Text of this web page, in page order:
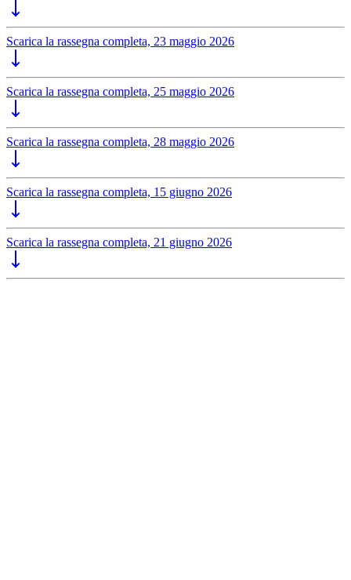
Scarica la rassegna completa, 23 maggio 2026
Scarica la rassegna completa, 25 maggio 2026
Scarica la rassegna completa, 28 maggio 2026
Scarica la rassegna completa, 15 giugno 2026
Scarica la rassegna completa, 21 giugno 2026